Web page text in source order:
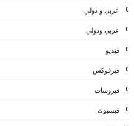
عربي و دولي
عربي ودولي
فيديو
فيرفوكس
فيروسات
فيسبوك